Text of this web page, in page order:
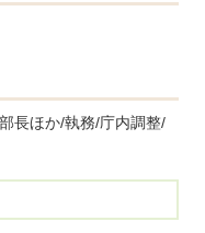
長ほか/執務/庁内調整/